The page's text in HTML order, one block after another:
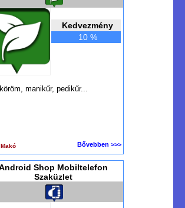
Kedvezmény
10 %
manikűr, pedikűr...
Makó Bővebben >>>
Shop Mobiltelefon
Szaküzlet